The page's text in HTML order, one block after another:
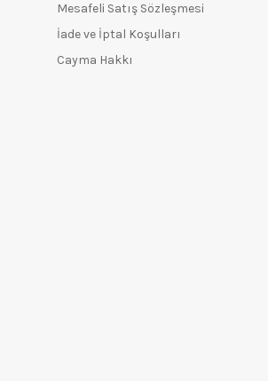
Mesafeli Satış Sözleşmesi
İade ve İptal Koşulları
Cayma Hakkı